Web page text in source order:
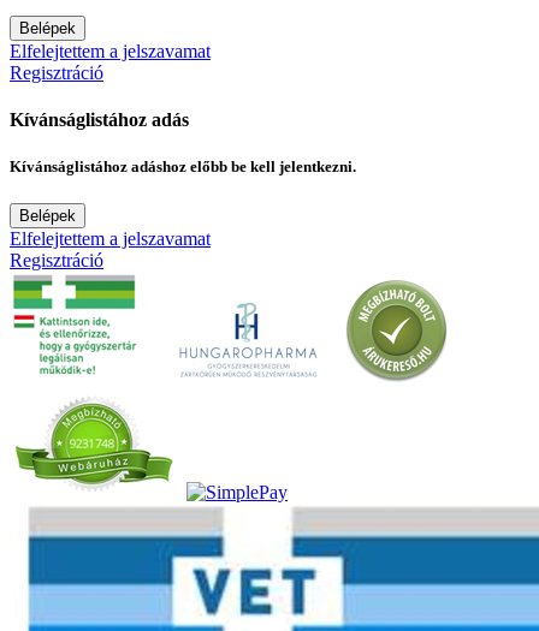
Belépek
Elfelejtettem a jelszavamat
Regisztráció
Kívánságlistához adás
Kívánságlistához adáshoz előbb be kell jelentkezni.
Belépek
Elfelejtettem a jelszavamat
Regisztráció